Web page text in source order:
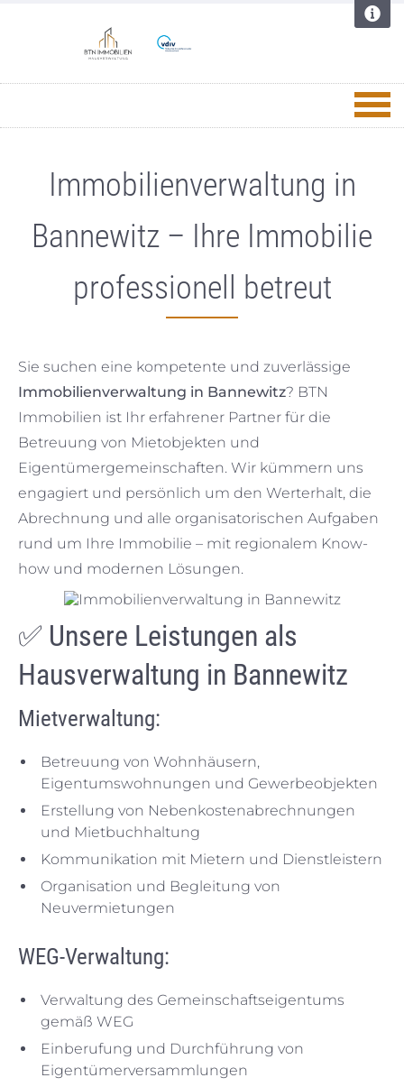
Immobilienverwaltung in
Bannewitz – Ihre Immobilie
professionell betreut
Sie suchen eine kompetente und zuverlässige
Immobilienverwaltung in Bannewitz? BTN
Immobilien ist Ihr erfahrener Partner für die
Betreuung von Mietobjekten und
Eigentümergemeinschaften. Wir kümmern uns
engagiert und persönlich um den Werterhalt, die
Abrechnung und alle organisatorischen Aufgaben
rund um Ihre Immobilie – mit regionalem Know-
how und modernen Lösungen.
✅ Unsere Leistungen als
Hausverwaltung in Bannewitz
Mietverwaltung:
Betreuung von Wohnhäusern,
Eigentumswohnungen und Gewerbeobjekten
Erstellung von Nebenkostenabrechnungen
und Mietbuchhaltung
Kommunikation mit Mietern und Dienstleistern
Organisation und Begleitung von
Neuvermietungen
WEG-Verwaltung:
Verwaltung des Gemeinschaftseigentums
gemäß WEG
Einberufung und Durchführung von
Eigentümerversammlungen